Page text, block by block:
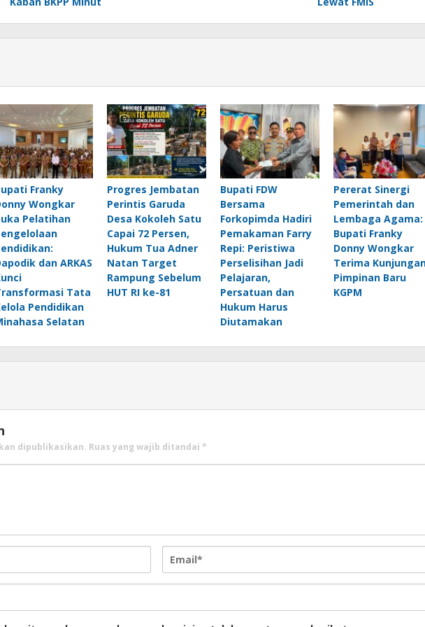
Franky
Wongkar
Pelatihan
dan ARKAS
Tata
Pendidikan
Selatan
Progres Jembatan
Perintis Garuda
Desa Kokoleh Satu
Capai 72 Persen,
Hukum Tua Adner
Natan Target
Rampung Sebelum
HUT RI ke-81
Bupati FDW
Bersama
Forkopimda Hadiri
Pemakaman Farry
Repi: Peristiwa
Perselisihan Jadi
Pelajaran,
Persatuan dan
Hukum Harus
Diutamakan
Pererat Sinergi
Pemerintah dan
Lembaga Agama:
Bupati Franky
Donny Wongkar
Terima
Pimpinan Baru
KGPM
dipublikasikan. Ruas yang wajib ditandai *